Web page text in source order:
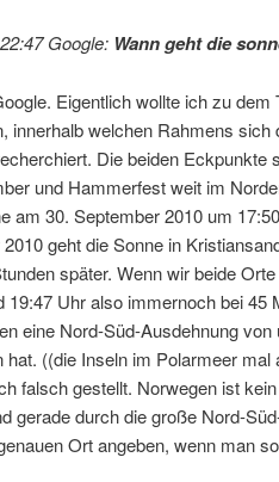
Google: Wann geht die
Eigentlich wollte ich zu
innerhalb welchen Rahmens
Die beiden Eckpunkte
und Hammerfest weit im
am 30. September 2010 um
geht die Sonne in
später. Wenn wir beide
19:47 Uhr also immernoch bei 45
eine Nord-Süd-Ausdehnung
hat. ((die Inseln im Polarmeer
falsch gestellt. Norwegen ist
gerade durch die große Nord-
Ort angeben, wenn man